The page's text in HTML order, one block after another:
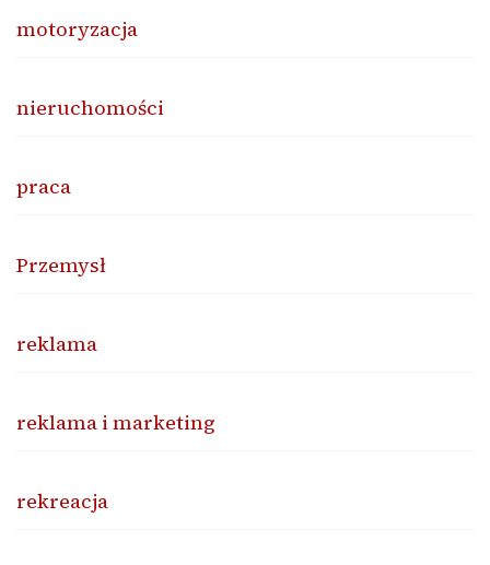
motoryzacja
nieruchomości
praca
Przemysł
reklama
reklama i marketing
rekreacja